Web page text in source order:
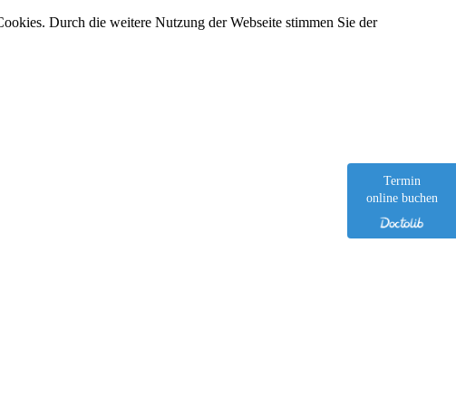
Durch die weitere Nutzung der Webseite stimmen Sie der
Termin
online buchen